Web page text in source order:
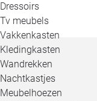
Dressoirs
Tv meubels
Vakkenkasten
Kledingkasten
Wandrekken
Nachtkastjes
Meubelhoezen